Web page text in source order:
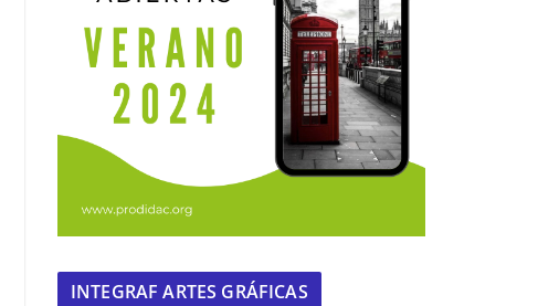
INTEGRAF ARTES GRÁFICAS